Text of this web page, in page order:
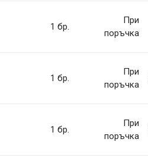
1 бр.
При
поръчка
1 бр.
При
поръчка
1 бр.
При
поръчка